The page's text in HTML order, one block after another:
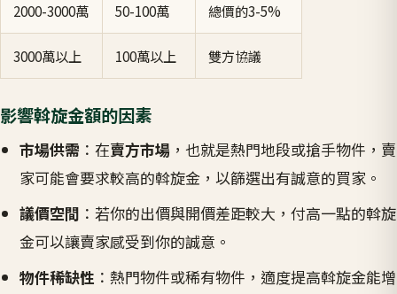
2000-3000萬 50-100萬 總價的3-5%
3000萬以上 100萬以上 雙方協議
影響斡旋金額的因素
市場供需 ：在賣方市場 ，也就是熱門地段或搶手物件，賣
家可能會要求較高的斡旋金，以篩選出有誠意的買家。
議價空間 ：若你的出價與開價差距較大，付高一點的斡旋
金可以讓賣家感受到你的誠意。
物件稀缺性 ：熱門物件或稀有物件，適度提高斡旋金能增